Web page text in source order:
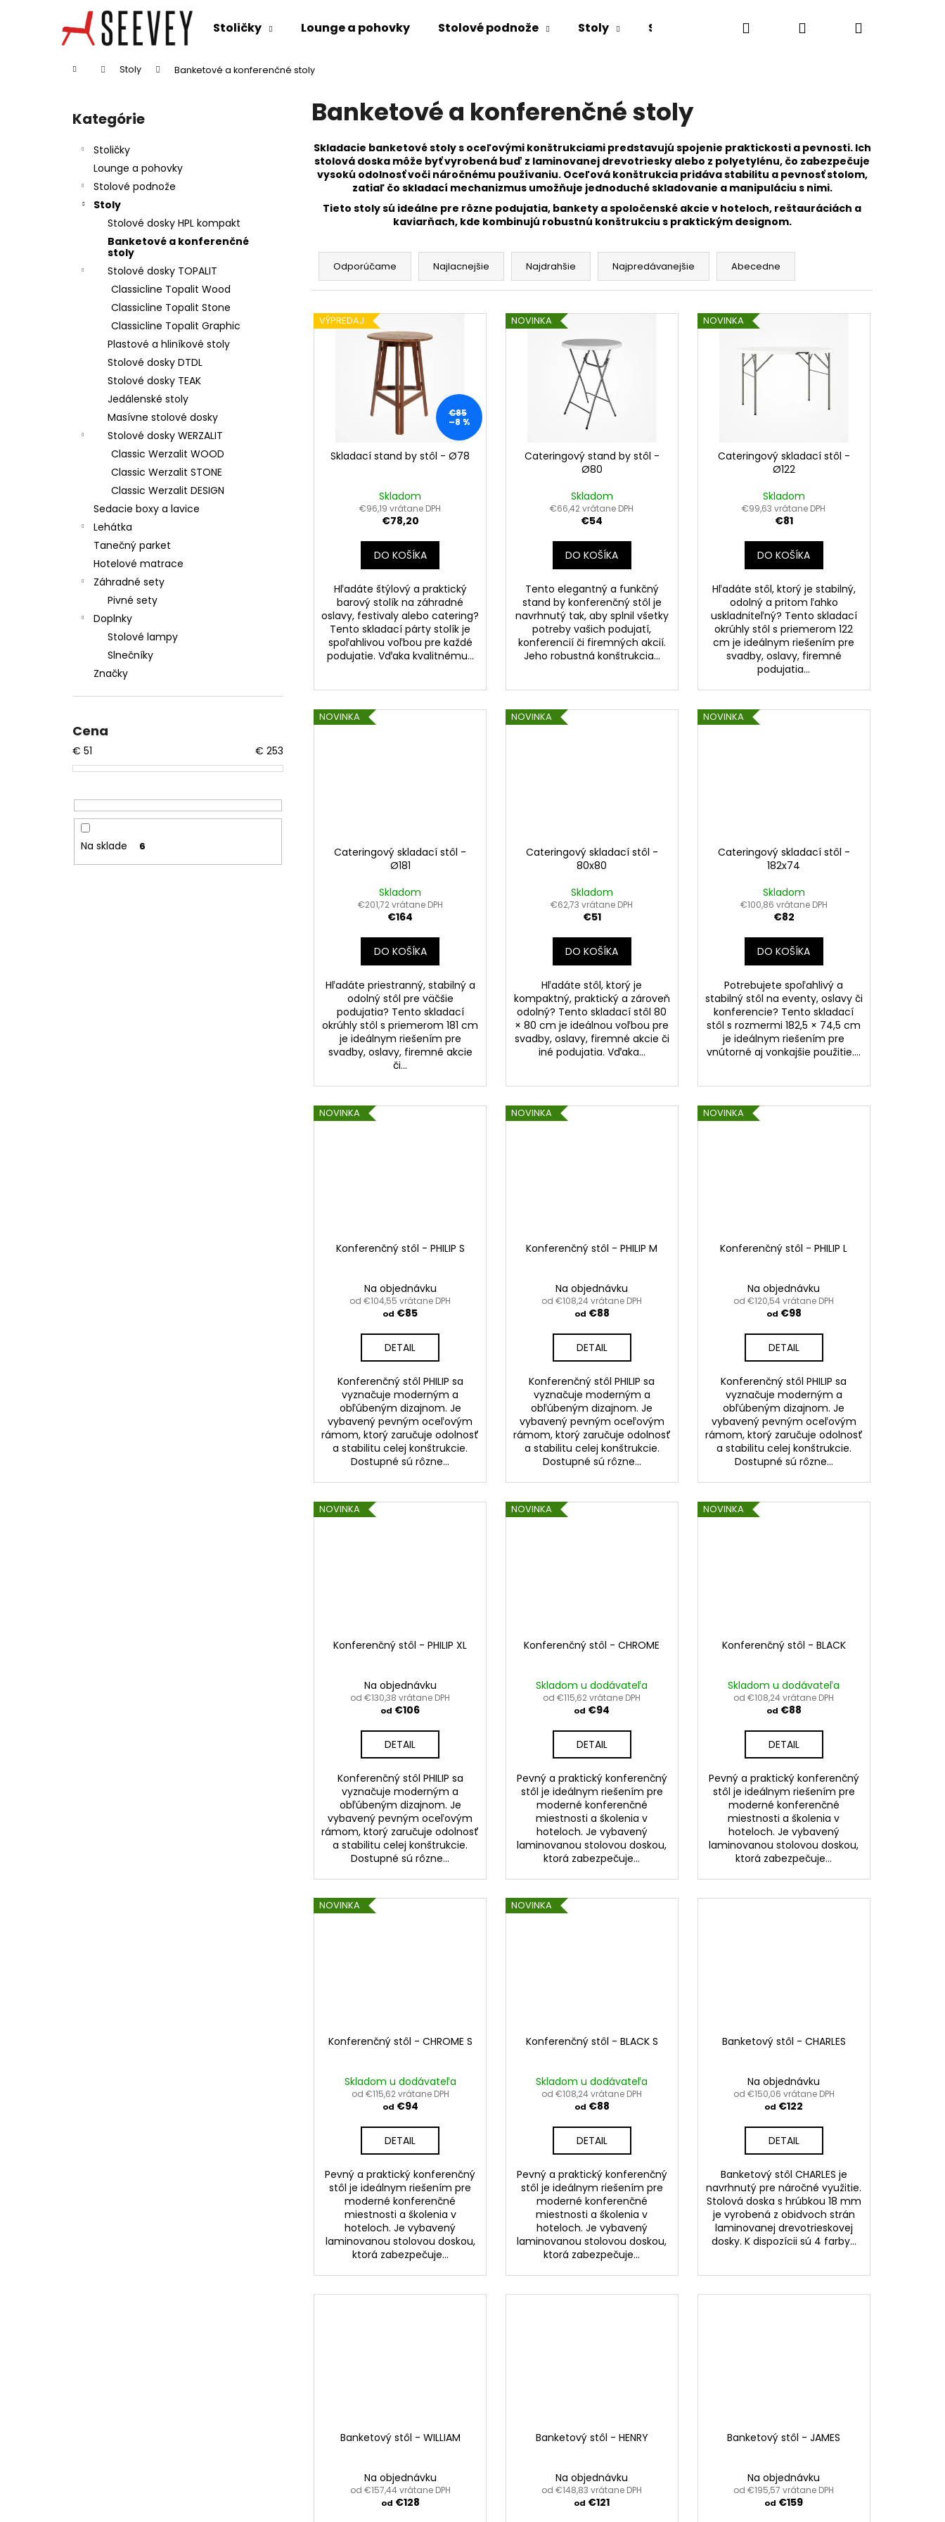
Stoličky Lounge a pohovky Stolové podnože Stoly Sedacie boxy a lavice Lehátka
Hľadať PrihlásenieNákupný
Domov Stoly Banketové a konferenčné stoly
Preskočiť
kategórie
Kategórie
Stoličky
Lounge a pohovky
Stolové podnože
Stoly
Stolové dosky HPL kompakt
Banketové a konferenčné
stoly
Stolové dosky TOPALIT
Classicline Topalit Wood
Classicline Topalit Stone
Classicline Topalit Graphic
Plastové a hliníkové stoly
Stolové dosky DTDL
Stolové dosky TEAK
Jedálenské stoly
Masívne stolové dosky
Stolové dosky WERZALIT
Classic Werzalit WOOD
Classic Werzalit STONE
Classic Werzalit DESIGN
Sedacie boxy a lavice
Lehátka
Tanečný parket
Hotelové matrace
Záhradné sety
Pivné sety
Doplnky
Stolové lampy
Slnečníky
Značky
Cena
€ 51 € 253
Na sklade 6
Banketové a konferenčné stoly
Skladacie banketové stoly s oceľovými konštrukciami predstavujú spojenie praktickosti a pevnosti. Ich
stolová doska môže byť vyrobená buď z laminovanej drevotriesky alebo z polyetylénu, čo zabezpečuje
vysokú odolnosť voči náročnému používaniu. Oceľová konštrukcia pridáva stabilitu a pevnosť stolom,
zatiaľ čo skladací mechanizmus umožňuje jednoduché skladovanie a manipuláciu s nimi.
Tieto stoly sú ideálne pre rôzne podujatia, bankety a spoločenské akcie v hoteloch, reštauráciách a
kaviarňach, kde kombinujú robustnú konštrukciu s praktickým designom.
R
d
n
Odporúčame Najlacnejšie Najdrahšie Najpredávanejšie Abecedne
V
ýVÝPREDAJ
€85
–8 %
Skladací stand by stôl - Ø78
Skladom
€96,19 vrátane DPH
€78,20
DO KOŠÍKA
Hľadáte štýlový a praktický
barový stolík na záhradné
oslavy, festivaly alebo catering?
Tento skladací párty stolík je
spoľahlivou voľbou pre každé
podujatie. Vďaka kvalitnému...
NOVINKA
Cateringový stand by stôl -
Ø80
Skladom
€66,42 vrátane DPH
€54
DO KOŠÍKA
Tento elegantný a funkčný
stand by konferenčný stôl je
navrhnutý tak, aby splnil všetky
potreby vašich podujatí,
konferencií či firemných akcií.
Jeho robustná konštrukcia...
NOVINKA
Cateringový skladací stôl -
Ø122
Skladom
€99,63 vrátane DPH
€81
DO KOŠÍKA
Hľadáte stôl, ktorý je stabilný,
odolný a pritom ľahko
uskladniteľný? Tento skladací
okrúhly stôl s priemerom 122
cm je ideálnym riešením pre
svadby, oslavy, firemné
podujatia...
NOVINKA
Cateringový skladací stôl -
Ø181
Skladom
€201,72 vrátane DPH
€164
DO KOŠÍKA
Hľadáte priestranný, stabilný a
odolný stôl pre väčšie
podujatia? Tento skladací
okrúhly stôl s priemerom 181 cm
je ideálnym riešením pre
svadby, oslavy, firemné akcie
či...
NOVINKA
Cateringový skladací stôl -
80x80
Skladom
€62,73 vrátane DPH
€51
DO KOŠÍKA
Hľadáte stôl, ktorý je
kompaktný, praktický a zároveň
odolný? Tento skladací stôl 80
× 80 cm je ideálnou voľbou pre
svadby, oslavy, firemné akcie či
iné podujatia. Vďaka...
NOVINKA
Cateringový skladací stôl -
182x74
Skladom
€100,86 vrátane DPH
€82
DO KOŠÍKA
Potrebujete spoľahlivý a
stabilný stôl na eventy, oslavy či
konferencie? Tento skladací
stôl s rozmermi 182,5 × 74,5 cm
je ideálnym riešením pre
vnútorné aj vonkajšie použitie....
NOVINKA
Konferenčný stôl - PHILIP S
Na objednávku
od €104,55 vrátane DPH
od €85
DETAIL
Konferenčný stôl PHILIP sa
vyznačuje moderným a
obľúbeným dizajnom. Je
vybavený pevným oceľovým
rámom, ktorý zaručuje odolnosť
a stabilitu celej konštrukcie.
Dostupné sú rôzne...
NOVINKA
Konferenčný stôl - PHILIP M
Na objednávku
od €108,24 vrátane DPH
od €88
DETAIL
Konferenčný stôl PHILIP sa
vyznačuje moderným a
obľúbeným dizajnom. Je
vybavený pevným oceľovým
rámom, ktorý zaručuje odolnosť
a stabilitu celej konštrukcie.
Dostupné sú rôzne...
NOVINKA
Konferenčný stôl - PHILIP L
Na objednávku
od €120,54 vrátane DPH
od €98
DETAIL
Konferenčný stôl PHILIP sa
vyznačuje moderným a
obľúbeným dizajnom. Je
vybavený pevným oceľovým
rámom, ktorý zaručuje odolnosť
a stabilitu celej konštrukcie.
Dostupné sú rôzne...
NOVINKA
Konferenčný stôl - PHILIP XL
Na objednávku
od €130,38 vrátane DPH
od €106
DETAIL
Konferenčný stôl PHILIP sa
vyznačuje moderným a
obľúbeným dizajnom. Je
vybavený pevným oceľovým
rámom, ktorý zaručuje odolnosť
a stabilitu celej konštrukcie.
Dostupné sú rôzne...
NOVINKA
Konferenčný stôl - CHROME
Skladom u dodávateľa
od €115,62 vrátane DPH
od €94
DETAIL
Pevný a praktický konferenčný
stôl je ideálnym riešením pre
moderné konferenčné
miestnosti a školenia v
hoteloch. Je vybavený
laminovanou stolovou doskou,
ktorá zabezpečuje...
NOVINKA
Konferenčný stôl - BLACK
Skladom u dodávateľa
od €108,24 vrátane DPH
od €88
DETAIL
Pevný a praktický konferenčný
stôl je ideálnym riešením pre
moderné konferenčné
miestnosti a školenia v
hoteloch. Je vybavený
laminovanou stolovou doskou,
ktorá zabezpečuje...
NOVINKA
Konferenčný stôl - CHROME S
Skladom u dodávateľa
od €115,62 vrátane DPH
od €94
DETAIL
Pevný a praktický konferenčný
stôl je ideálnym riešením pre
moderné konferenčné
miestnosti a školenia v
hoteloch. Je vybavený
laminovanou stolovou doskou,
ktorá zabezpečuje...
NOVINKA
Konferenčný stôl - BLACK S
Skladom u dodávateľa
od €108,24 vrátane DPH
od €88
DETAIL
Pevný a praktický konferenčný
stôl je ideálnym riešením pre
moderné konferenčné
miestnosti a školenia v
hoteloch. Je vybavený
laminovanou stolovou doskou,
ktorá zabezpečuje...
Banketový stôl - CHARLES
Na objednávku
od €150,06 vrátane DPH
od €122
DETAIL
Banketový stôl CHARLES je
navrhnutý pre náročné využitie.
Stolová doska s hrúbkou 18 mm
je vyrobená z obidvoch strán
laminovanej drevotrieskovej
dosky. K dispozícii sú 4 farby...
Banketový stôl - WILLIAM
Na objednávku
od €157,44 vrátane DPH
od €128
Banketový stôl - HENRY
Na objednávku
od €148,83 vrátane DPH
od €121
Banketový stôl - JAMES
Na objednávku
od €195,57 vrátane DPH
od €159
Späť
Späť
Odporúčame